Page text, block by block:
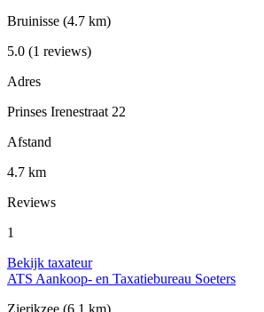
Bruinisse (4.7 km)
5.0 (1 reviews)
Adres
Prinses Irenestraat 22
Afstand
4.7 km
Reviews
1
Bekijk taxateur
ATS Aankoop- en Taxatiebureau Soeters